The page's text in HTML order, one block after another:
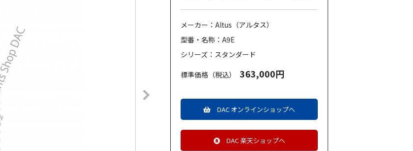
メーカー：Altus（アルタス）
型番・名称：A9E
シリーズ：スタンダード
標準価格（税込） 363,000円
DAC オンラインショップへ
DAC 楽天ショップへ